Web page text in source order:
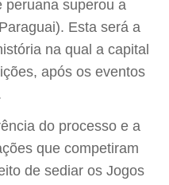
peruana superou a
Esta será a
na qual a capital
após os eventos
do processo e a
que competiram
de sediar os Jogos